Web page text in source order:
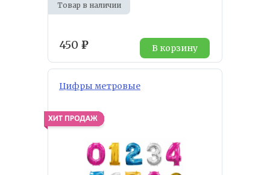
Товар в наличии
450 ₽ В корзину
Цифры метровые